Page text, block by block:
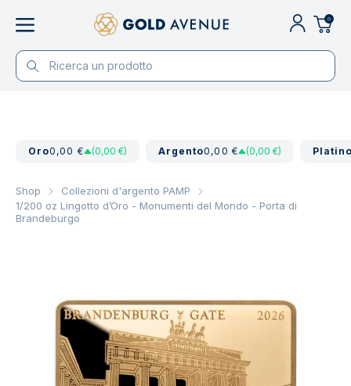
0
Oro0,00 € (0,00 €) Argento0,00 € (0,00 €)
Shop
Collezioni d'argento PAMP
1/200 oz Lingotto d’Oro - Monumenti del Mondo - Porta di
Brandeburgo